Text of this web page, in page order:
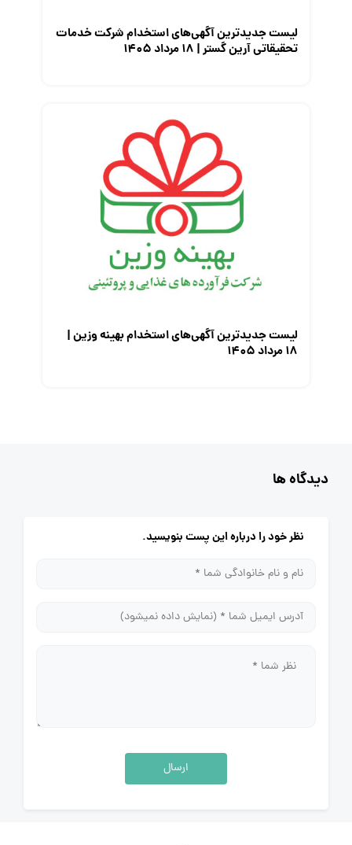
لیست جدیدترین آگهی‌های استخدام شرکت خدمات
تحقیقاتی آرین گستر | ۱۸ مرداد ۱۴۰۵
لیست جدیدترین آگهی‌های استخدام بهینه وزین |
۱۸ مرداد ۱۴۰۵
دیدگاه ها
نظر خود را درباره این پست بنویسید.
ارسال